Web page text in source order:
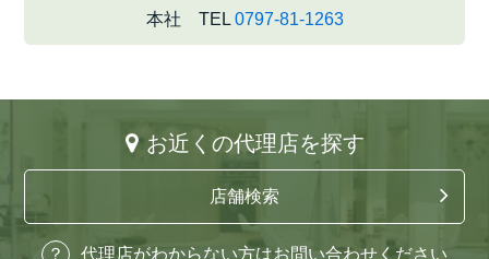
本社 TEL 0797-81-1263
お近くの代理店を探す
店舗検索
代理店がわからない方はお問い合わせください